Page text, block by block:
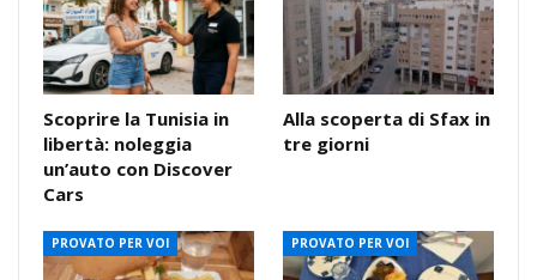
Scoprire la Tunisia in
libertà: noleggia
un’auto con Discover
Cars
Alla scoperta di Sfax in
tre giorni
PROVATO PER VOI PROVATO PER VOI